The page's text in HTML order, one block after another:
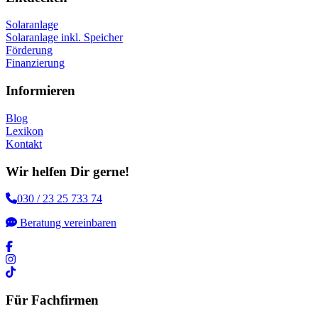
Solaranlage
Solaranlage inkl. Speicher
Förderung
Finanzierung
Informieren
Blog
Lexikon
Kontakt
Wir helfen Dir gerne!
030 / 23 25 733 74
Beratung vereinbaren
Für Fachfirmen